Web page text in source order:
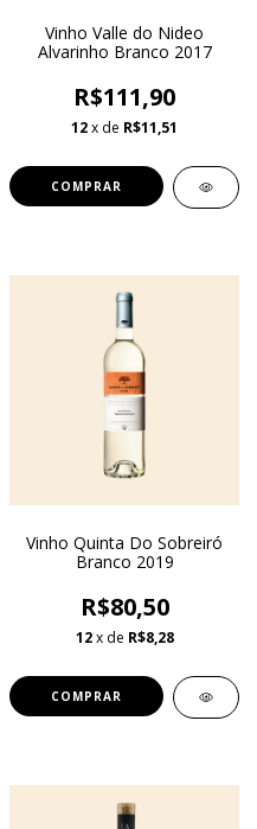
Vinho Valle do Nideo
Alvarinho Branco 2017
R$111,90
12x de R$11,51
Vinho Quinta Do Sobreiró
Branco 2019
R$80,50
12 x de R$8,28